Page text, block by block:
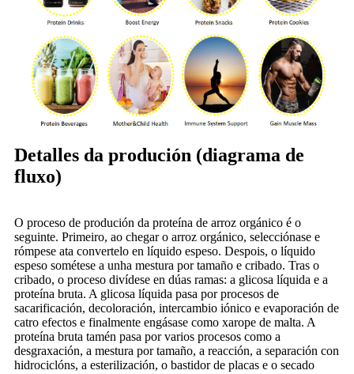
Detalles da produción (diagrama de
fluxo)
O proceso de produción da proteína de arroz orgánico é o
seguinte. Primeiro, ao chegar o arroz orgánico, selecciónase e
rómpese ata convertelo en líquido espeso. Despois, o líquido
espeso sométese a unha mestura por tamaño e cribado. Tras o
cribado, o proceso divídese en dúas ramas: a glicosa líquida e a
proteína bruta. A glicosa líquida pasa por procesos de
sacarificación, decoloración, intercambio iónico e evaporación de
catro efectos e finalmente engásase como xarope de malta. A
proteína bruta tamén pasa por varios procesos como a
desgraxación, a mestura por tamaño, a reacción, a separación con
hidrociclóns, a esterilización, o bastidor de placas e o secado